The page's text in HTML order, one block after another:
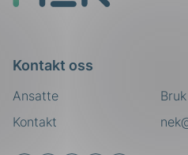
Kontakt oss
Ansatte
Kontakt